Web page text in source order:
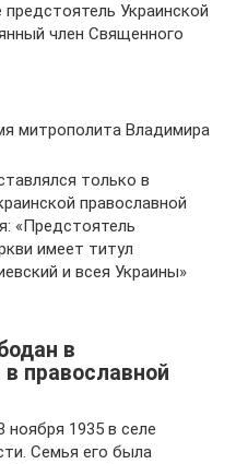
Украинской
член Священного
митрополита Владимира
только в
православной
«Предстоятель
имеет титул
и всея Украины»
в
православной
1935 в селе
Семья его была